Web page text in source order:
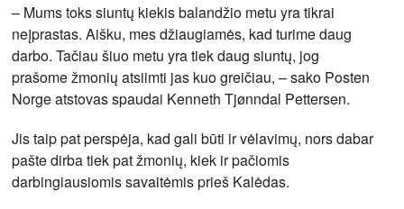
– Mums toks siuntų kiekis balandžio metu yra tikrai
neįprastas. Aišku, mes džiaugiamės, kad turime daug
darbo. Tačiau šiuo metu yra tiek daug siuntų, jog
prašome žmonių atsiimti jas kuo greičiau, – sako Posten
Norge atstovas spaudai Kenneth Tjønndal Pettersen.
Jis taip pat perspėja, kad gali būti ir vėlavimų, nors dabar
pašte dirba tiek pat žmonių, kiek ir pačiomis
darbingiausiomis savaitėmis prieš Kalėdas.